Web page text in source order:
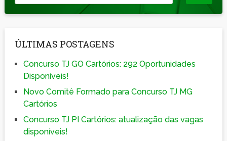
ÚLTIMAS POSTAGENS
Concurso TJ GO Cartórios: 292 Oportunidades
Disponíveis!
Novo Comitê Formado para Concurso TJ MG
Cartórios
Concurso TJ PI Cartórios: atualização das vagas
disponíveis!